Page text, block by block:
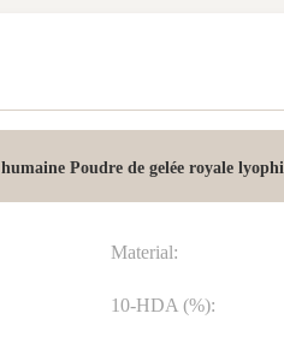
Poudre de gelée royale
Material:
10-HDA (%):